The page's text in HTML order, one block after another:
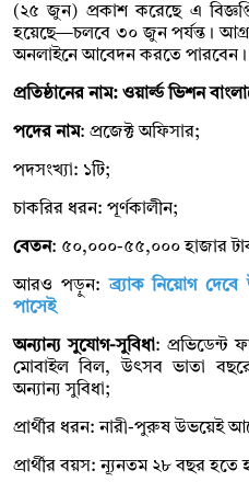
(২৫ জুন) প্রকাশ করেছে এ
হয়েছে—চলবে ৩০ জুন পর্যন্ত।
অনলাইনে আবেদন করতে পারবেন।
প্রতিষ্ঠানের নাম: ওয়ার্ল্ড ভিশন
পদের নাম: প্রজেক্ট অফিসার;
পদসংখ্যা: ১টি;
চাকরির ধরন: পূর্ণকালীন;
বেতন: ৫০,০০০-৫৫,০০০ হাজার
আরও পড়ুন:ব্র্যাক নিয়োগ
পাসেই
অন্যান্য সুযোগ-সুবিধা: প্রভিডেন্ট
মোবাইল বিল, উৎসব ভাতা বছরে
অন্যান্য সুবিধা;
প্রার্থীর ধরন: নারী-পুরুষ উভয়েই
প্রার্থীর বয়স: ন্যূনতম ২৮ বছর হতে